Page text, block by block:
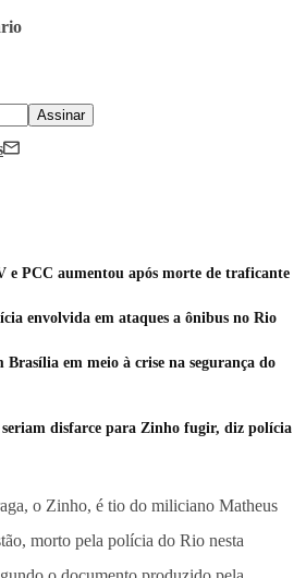
Assinar
e PCC aumentou após morte de traficante
envolvida em ataques a ônibus no Rio
Brasília em meio à crise na segurança do
disfarce para Zinho fugir, diz polícia
o Zinho, é tio do miliciano Matheus
morto pela polícia do Rio nesta